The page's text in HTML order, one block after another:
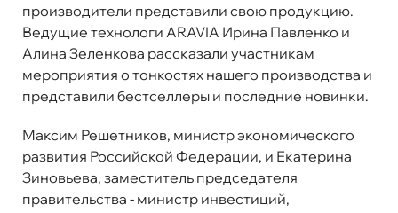
производители представили свою продукцию.
Ведущие технологи ARAVIA Ирина Павленко и
Алина Зеленкова рассказали участникам
мероприятия о тонкостях нашего производства и
представили бестселлеры и последние новинки.
Максим Решетников, министр экономического
развития Российской Федерации, и Екатерина
Зиновьева, заместитель председателя
правительства - министр инвестиций,